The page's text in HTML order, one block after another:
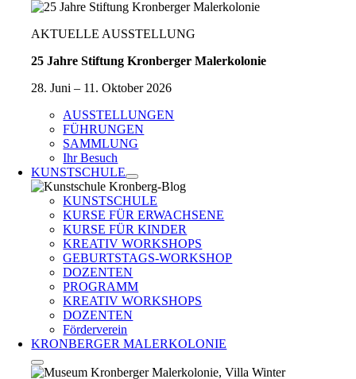
AKTUELLE AUSSTELLUNG
25 Jahre Stiftung Kronberger Malerkolonie
28. Juni – 11. Oktober 2026
AUSSTELLUNGEN
FÜHRUNGEN
SAMMLUNG
Ihr Besuch
KUNSTSCHULE
KUNSTSCHULE
KURSE FÜR ERWACHSENE
KURSE FÜR KINDER
KREATIV WORKSHOPS
GEBURTSTAGS-WORKSHOP
DOZENTEN
PROGRAMM
KREATIV WORKSHOPS
DOZENTEN
Förderverein
KRONBERGER MALERKOLONIE